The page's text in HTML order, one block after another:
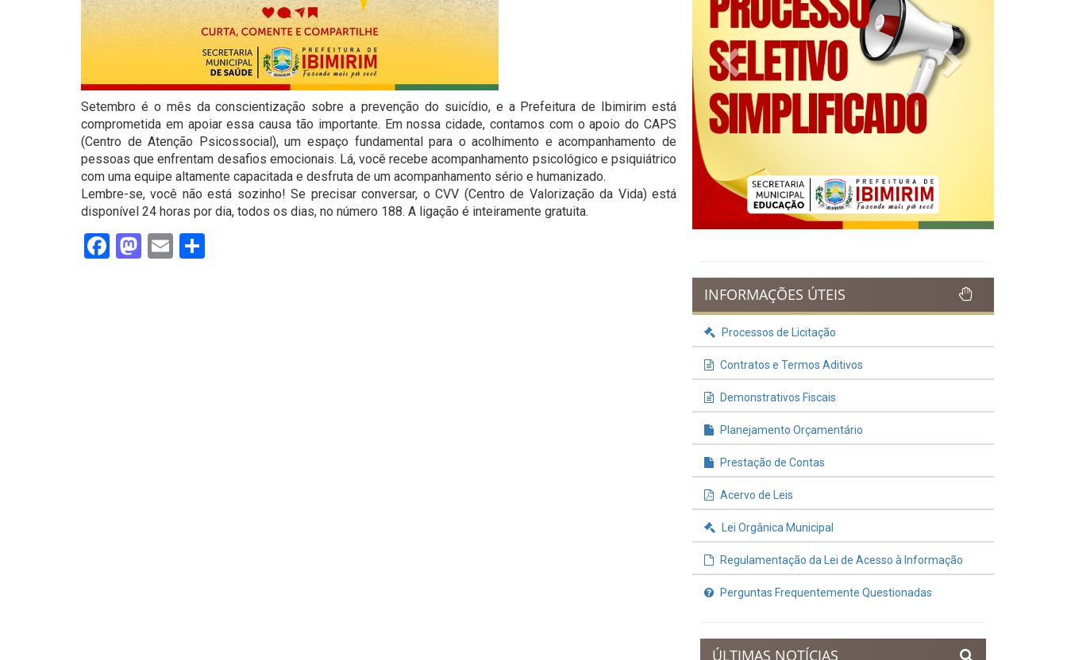
Setembro é o mês da conscientização sobre a prevenção do suicídio, e a Prefeitura de Ibimirim está
comprometida em apoiar essa causa tão importante. Em nossa cidade, contamos com o apoio do CAPS
(Centro de Atenção Psicossocial), um espaço fundamental para o acolhimento e acompanhamento de
pessoas que enfrentam desafios emocionais. Lá, você recebe acompanhamento psicológico e psiquiátrico
com uma equipe altamente capacitada e desfruta de um acompanhamento sério e humanizado.
Lembre-se, você não está sozinho! Se precisar conversar, o CVV (Centro de Valorização da Vida) está
disponível 24 horas por dia, todos os dias, no número 188. A ligação é inteiramente gratuita.
Facebook
Mastodon
Email
Previous Next
INFORMAÇÕES ÚTEIS
Processos de Licitação
Contratos e Termos Aditivos
Demonstrativos Fiscais
Planejamento Orçamentário
Prestação de Contas
Acervo de Leis
Lei Orgânica Municipal
Regulamentação da Lei de Acesso à Informação
Perguntas Frequentemente Questionadas
ÚLTIMAS NOTÍCIAS